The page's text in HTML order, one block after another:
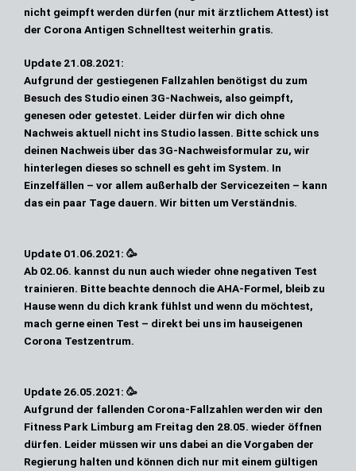
nicht geimpft werden dürfen (nur mit ärztlichem Attest) ist
der Corona Antigen Schnelltest weiterhin gratis.
Update 21.08.2021:
Aufgrund der gestiegenen Fallzahlen benötigst du zum
Besuch des Studio einen 3G-Nachweis, also geimpft,
genesen oder getestet. Leider dürfen wir dich ohne
Nachweis aktuell nicht ins Studio lassen. Bitte schick uns
deinen Nachweis über das3G-Nachweisformular zu, wir
hinterlegen dieses so schnell es geht im System. In
Einzelfällen – vor allem außerhalb der Servicezeiten – kann
das ein paar Tage dauern. Wir bitten um Verständnis.
Update 01.06.2021: 🥳
Ab 02.06. kannst du nun auch wieder ohne negativen Test
trainieren. Bitte beachte dennoch die AHA-Formel, bleib zu
Hause wenn du dich krank fühlst und wenn du möchtest,
mach gerne einen Test – direkt bei uns im hauseigenen
Corona Testzentrum.
Update 26.05.2021: 🥳
Aufgrund der fallenden Corona-Fallzahlen werden wir den
Fitness Park Limburg am Freitag den 28.05. wieder öffnen
dürfen. Leider müssen wir uns dabei an die Vorgaben der
Regierung halten und können dich nur mit einem gültigen